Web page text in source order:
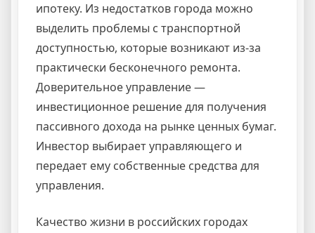
ипотеку. Из недостатков города можно
выделить проблемы с транспортной
доступностью, которые возникают из-за
практически бесконечного ремонта.
Доверительное управление —
инвестиционное решение для получения
пассивного дохода на рынке ценных бумаг.
Инвестор выбирает управляющего и
передает ему собственные средства для
управления.
Качество жизни в российских городах